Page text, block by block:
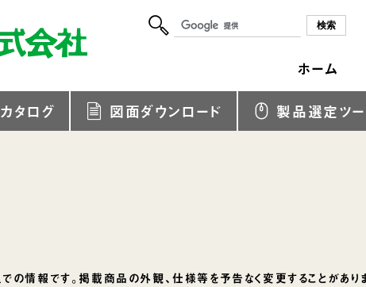
ホーム
タログ 図面ダウンロード 製品選定ツ
情報です。掲載商品の外観、仕様等を予告なく変更することがあり